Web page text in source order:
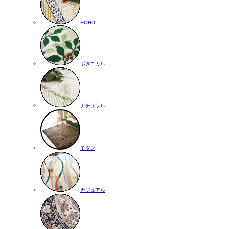
BOHO
ボタニカル
ナチュラル
モダン
カジュアル